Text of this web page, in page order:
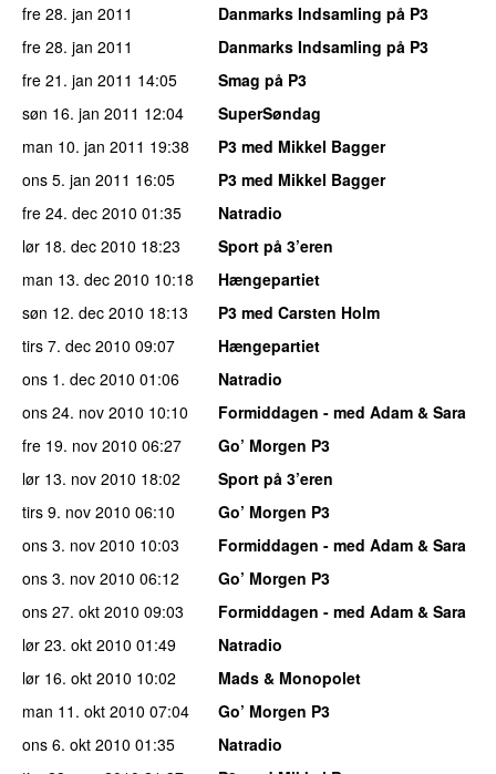
fre 28. jan 2011
Danmarks Indsamling på P3
fre 28. jan 2011
Danmarks Indsamling på P3
fre 21. jan 2011 14:05
Smag på P3
søn 16. jan 2011 12:04
SuperSøndag
man 10. jan 2011 19:38
P3 med Mikkel Bagger
ons 5. jan 2011 16:05
P3 med Mikkel Bagger
fre 24. dec 2010 01:35
Natradio
lør 18. dec 2010 18:23
Sport på 3’eren
man 13. dec 2010 10:18
Hængepartiet
søn 12. dec 2010 18:13
P3 med Carsten Holm
tirs 7. dec 2010 09:07
Hængepartiet
ons 1. dec 2010 01:06
Natradio
ons 24. nov 2010 10:10
Formiddagen - med Adam & Sara
fre 19. nov 2010 06:27
Go’ Morgen P3
lør 13. nov 2010 18:02
Sport på 3’eren
tirs 9. nov 2010 06:10
Go’ Morgen P3
ons 3. nov 2010 10:03
Formiddagen - med Adam & Sara
ons 3. nov 2010 06:12
Go’ Morgen P3
ons 27. okt 2010 09:03
Formiddagen - med Adam & Sara
lør 23. okt 2010 01:49
Natradio
lør 16. okt 2010 10:02
Mads & Monopolet
man 11. okt 2010 07:04
Go’ Morgen P3
ons 6. okt 2010 01:35
Natradio